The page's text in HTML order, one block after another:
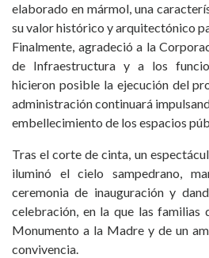
elaborado en mármol, una
su valor histórico y arquitectónico
Finalmente, agradeció a la
de Infraestructura y a los
hicieron posible la ejecución del
administración continuará
embellecimiento de los espacios
Tras el corte de cinta, un
iluminó el cielo sampedrano,
ceremonia de inauguración y
celebración, en la que las familias
Monumento a la Madre y de un
convivencia.